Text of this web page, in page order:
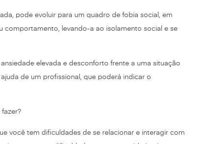
pode evoluir para um quadro de fobia social, em
comportamento, levando-a ao isolamento social e se
elevada e desconforto frente a uma situação
de um profissional, que poderá indicar o
você tem dificuldades de se relacionar e interagir com